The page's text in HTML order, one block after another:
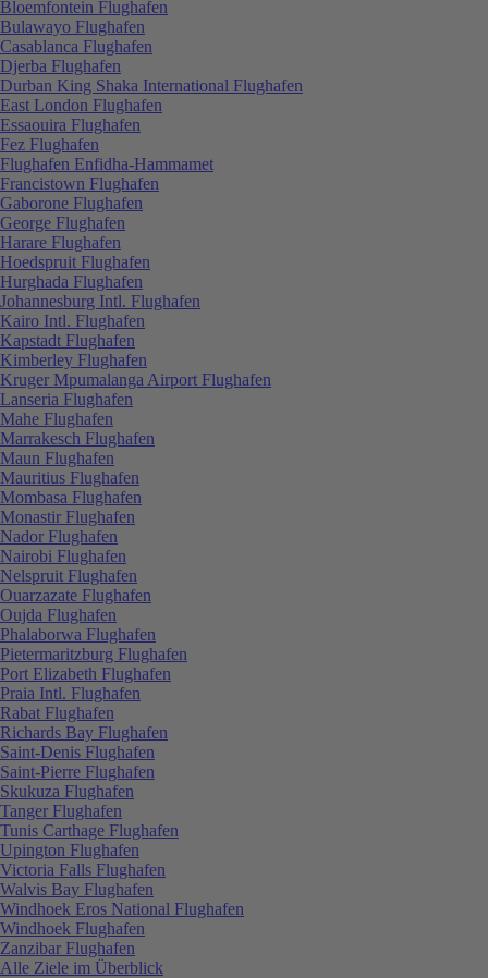
Bloemfontein Flughafen
Bulawayo Flughafen
Casablanca Flughafen
Djerba Flughafen
Durban King Shaka International Flughafen
East London Flughafen
Essaouira Flughafen
Fez Flughafen
Flughafen Enfidha-Hammamet
Francistown Flughafen
Gaborone Flughafen
George Flughafen
Harare Flughafen
Hoedspruit Flughafen
Hurghada Flughafen
Johannesburg Intl. Flughafen
Kairo Intl. Flughafen
Kapstadt Flughafen
Kimberley Flughafen
Kruger Mpumalanga Airport Flughafen
Lanseria Flughafen
Mahe Flughafen
Marrakesch Flughafen
Maun Flughafen
Mauritius Flughafen
Mombasa Flughafen
Monastir Flughafen
Nador Flughafen
Nairobi Flughafen
Nelspruit Flughafen
Ouarzazate Flughafen
Oujda Flughafen
Phalaborwa Flughafen
Pietermaritzburg Flughafen
Port Elizabeth Flughafen
Praia Intl. Flughafen
Rabat Flughafen
Richards Bay Flughafen
Saint-Denis Flughafen
Saint-Pierre Flughafen
Skukuza Flughafen
Tanger Flughafen
Tunis Carthage Flughafen
Upington Flughafen
Victoria Falls Flughafen
Walvis Bay Flughafen
Windhoek Eros National Flughafen
Windhoek Flughafen
Zanzibar Flughafen
Alle Ziele im Überblick